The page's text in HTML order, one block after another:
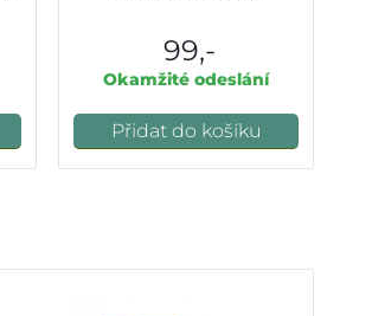
99,-
Okamžité odeslání
Přidat do košíku